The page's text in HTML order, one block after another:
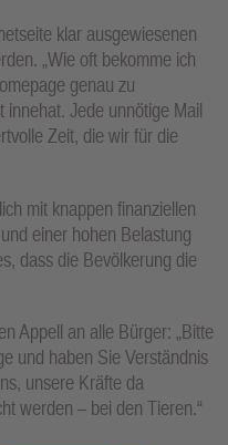
klar ausgewiesenen
„Wie oft bekomme ich
genau zu
Jede unnötige Mail
Zeit, die wir für die
mit knappen finanziellen
einer hohen Belastung
dass die Bevölkerung die
Appell an alle Bürger: „Bitte
und haben Sie Verständnis
unsere Kräfte da
werden – bei den Tieren.“